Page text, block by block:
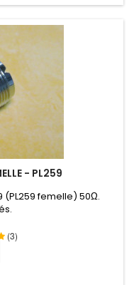
- PL259
(3)
femelle) 50Ω .